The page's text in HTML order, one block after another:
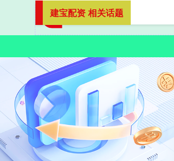
建宝配资 相关话题